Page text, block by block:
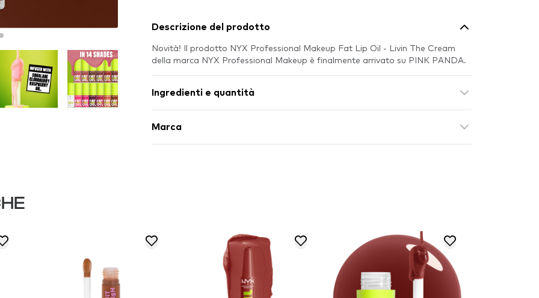
Descrizione del prodotto
Novità! Il prodotto NYX Professional Makeup Fat Lip Oil - Livin The Cream​
della marca NYX Professional Makeup è finalmente arrivato su PINK PANDA.
Ingredienti e quantità
Marca